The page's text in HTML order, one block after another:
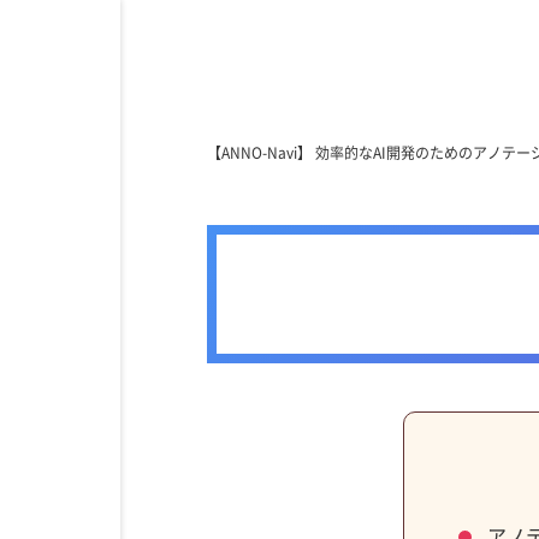
【ANNO-Navi】 効率的なAI開発のためのアノテ